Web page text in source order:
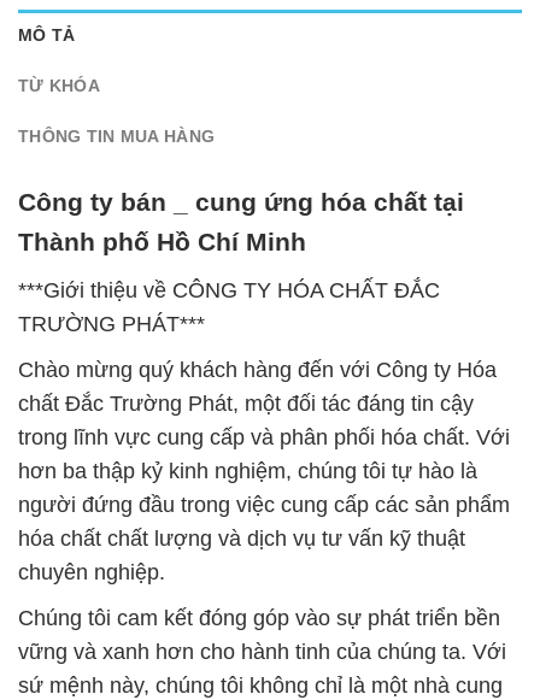
MÔ TẢ
TỪ KHÓA
THÔNG TIN MUA HÀNG
Công ty bán _ cung ứng hóa chất tại
Thành phố Hồ Chí Minh
***Giới thiệu về CÔNG TY HÓA CHẤT ĐẮC
TRƯỜNG PHÁT***
Chào mừng quý khách hàng đến với Công ty Hóa
chất Đắc Trường Phát, một đối tác đáng tin cậy
trong lĩnh vực cung cấp và phân phối hóa chất. Với
hơn ba thập kỷ kinh nghiệm, chúng tôi tự hào là
người đứng đầu trong việc cung cấp các sản phẩm
hóa chất chất lượng và dịch vụ tư vấn kỹ thuật
chuyên nghiệp.
Chúng tôi cam kết đóng góp vào sự phát triển bền
vững và xanh hơn cho hành tinh của chúng ta. Với
sứ mệnh này, chúng tôi không chỉ là một nhà cung